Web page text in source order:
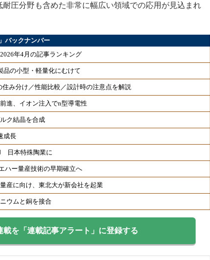
圧分野も含めた非常に幅広い領域での応用が見込まれ
バックナンバー
年4月の記事ランキング
の小型・軽量化にむけて
み分け／性能比較／設計時の注意点を解説
進、イオン注入でn型導電性
ク結晶を合成
成長
日本特殊陶業に
ハー量産技術の早期確立へ
産に向け、東北大が新会社を起業
ウムと銅を接合
載を「連載記事アラート」に登録する